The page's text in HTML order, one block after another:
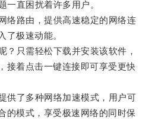
直困扰着许多用户。
路由，提供高速稳定的网络连
了极速动能。
只需轻松下载并安装该软件，
接着点击一键连接即可享受更快
了多种网络加速模式，用户可
的模式，享受极速网络的同时保